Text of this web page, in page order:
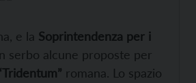
e la Soprintendenza per i
serbo alcune proposte per
romana. Lo spazio